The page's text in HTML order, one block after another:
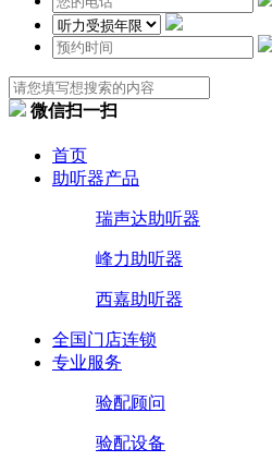
微信扫一扫
首页
助听器产品
瑞声达助听器
峰力助听器
西嘉助听器
全国门店连锁
专业服务
验配顾问
验配设备